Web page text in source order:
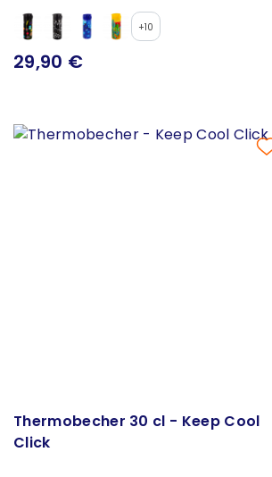
+10
29,90 €
Thermobecher 30 cl - Keep Cool
Click